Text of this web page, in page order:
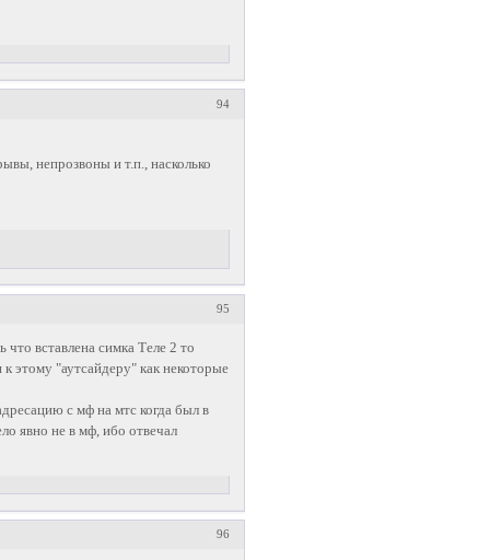
94
непрозвоны и т.п., насколько
95
вставлена симка Теле 2 то
этому "аутсайдеру" как некоторые
с мф на мтс когда был в
явно не в мф, ибо отвечал
96